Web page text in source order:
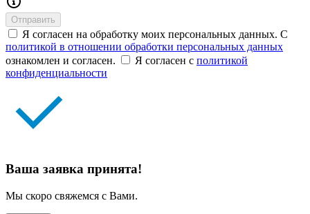
Отправить
Я согласен на обработку моих персональных данных. С
политикой в отношении обработки персональных данных
ознакомлен и согласен.
Я согласен с политикой
конфиденциальности
Ваша заявка принята!
Мы скоро свяжемся с Вами.